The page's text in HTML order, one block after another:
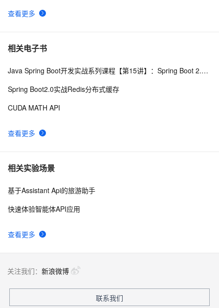
查看更多
相关电子书
查看更多
Java Spring Boot开发实战系列课程【第15讲】：Spring Boot 2.0 API与Spring REST Docs实战
Spring Boot2.0实战Redis分布式缓存
CUDA MATH API
相关实验场景
查看更多
基于Assistant Api的旅游助手
快速体验智能体API应用
关注我们： 新浪微博
联系我们